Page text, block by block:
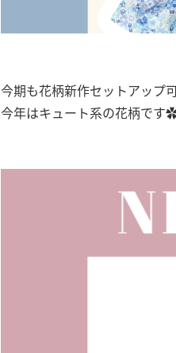
今期も花柄新作セットアップ
今年はキュート系の花柄です